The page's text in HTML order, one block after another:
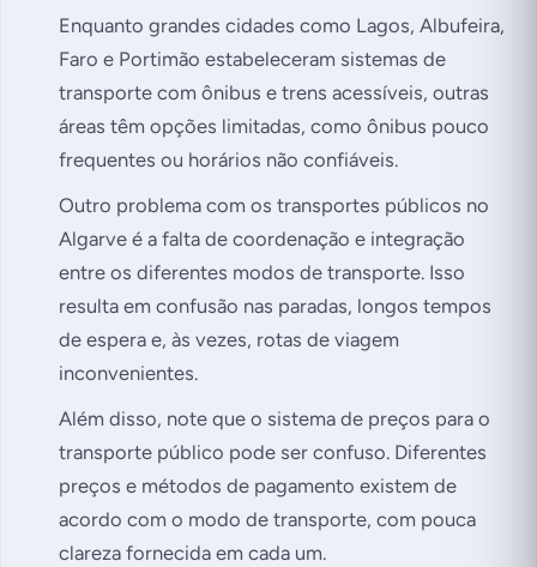
Enquanto grandes cidades como Lagos, Albufeira,
Faro e Portimão estabeleceram sistemas de
transporte com ônibus e trens acessíveis, outras
áreas têm opções limitadas, como ônibus pouco
frequentes ou horários não confiáveis.
Outro problema com os transportes públicos no
Algarve é a falta de coordenação e integração
entre os diferentes modos de transporte. Isso
resulta em confusão nas paradas, longos tempos
de espera e, às vezes, rotas de viagem
inconvenientes.
Além disso, note que o sistema de preços para o
transporte público pode ser confuso. Diferentes
preços e métodos de pagamento existem de
acordo com o modo de transporte, com pouca
clareza fornecida em cada um.